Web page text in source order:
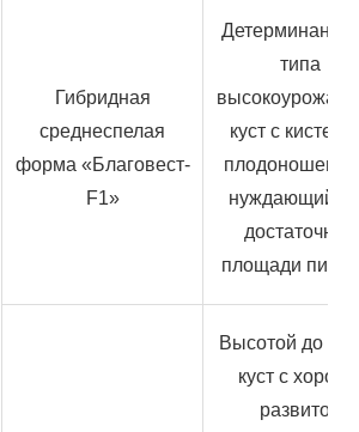
Гибридная
среднеспелая
форма «Благовест-
F1»
типа
куст с
нуждающийся
достаточной
площади
Высотой до
куст с
развитой